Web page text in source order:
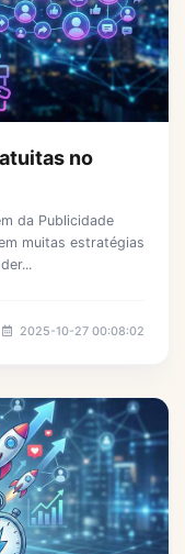
no
da Publicidade
muitas estratégias
2025-10-27 00:08:02